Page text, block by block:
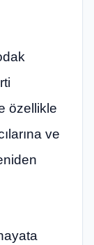
özellikle
ve